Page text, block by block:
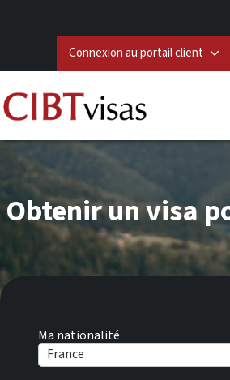
Connexion au portail client
Ma nationalité
France
Obtenir un visa